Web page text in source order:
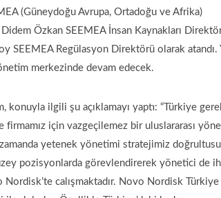
(Güneydoğu Avrupa, Ortadoğu ve Afrika)
Özkan SEEMEA İnsan Kaynakları
SEEMEA Regülasyon Direktörü olarak atandı.
merkezinde devam edecek.
konuyla ilgili şu açıklamayı yaptı: “Türkiye
için vazgeçilemez bir uluslararası
yetenek yönetimi stratejimiz
pozisyonlarda görevlendirerek yönetici de
calışmaktadır. Novo Nordisk Türkiye